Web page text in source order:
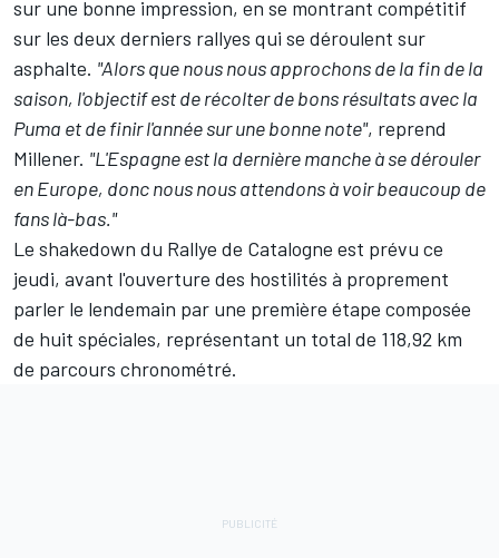
sur une bonne impression, en se montrant compétitif
sur les deux derniers rallyes qui se déroulent sur
asphalte. "Alors que nous nous approchons de la fin de la
saison, l'objectif est de récolter de bons résultats avec la
Puma et de finir l'année sur une bonne note", reprend
Millener. "L'Espagne est la dernière manche à se dérouler
en Europe, donc nous nous attendons à voir beaucoup de
fans là-bas."
Le shakedown du Rallye de Catalogne est prévu ce
jeudi, avant l'ouverture des hostilités à proprement
parler le lendemain par une première étape composée
de huit spéciales, représentant un total de 118,92 km
de parcours chronométré.